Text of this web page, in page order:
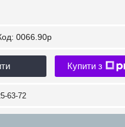
0066.90р
Купити з
63-72